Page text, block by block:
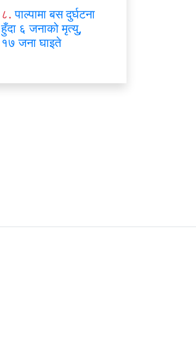
८. पाल्पामा बस दुर्घटना
हुँदा ६ जनाको मृत्यु,
१७ जना घाइते